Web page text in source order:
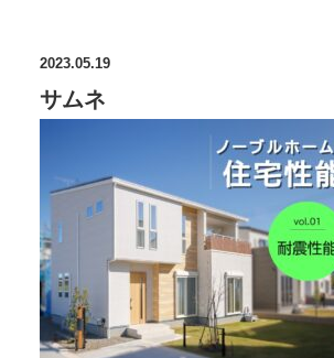
2023.05.19
サムネ